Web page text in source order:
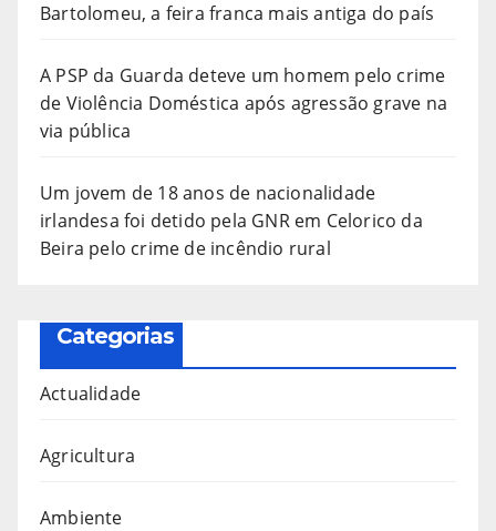
Bartolomeu, a feira franca mais antiga do país
A PSP da Guarda deteve um homem pelo crime
de Violência Doméstica após agressão grave na
via pública
Um jovem de 18 anos de nacionalidade
irlandesa foi detido pela GNR em Celorico da
Beira pelo crime de incêndio rural
Categorias
Actualidade
Agricultura
Ambiente